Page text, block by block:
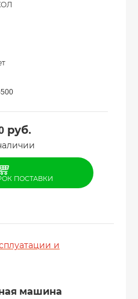
руб.
ПОСТАВКИ
и
машина